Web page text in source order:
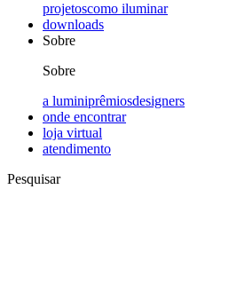
projetoscomo iluminar
downloads
Sobre
Sobre
a luminiprêmiosdesigners
onde encontrar
loja virtual
atendimento
Pesquisar